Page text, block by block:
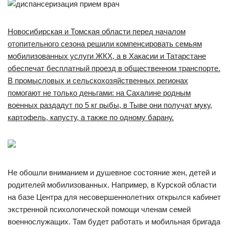
Новосибирская и Томская области перед началом
отопительного сезона решили компенсировать семьям
мобилизованных услуги ЖКХ, а в Хакасии и Татарстане
обеспечат бесплатный проезд в общественном транспорте.
В промысловых и сельскохозяйственных регионах
помогают не только деньгами: на Сахалине родным
военных раздадут по 5 кг рыбы, в Тыве они получат муку,
картофель, капусту, а также по одному барану.
Не обошли вниманием и душевное состояние жен, детей и
родителей мобилизованных. Например, в Курской области
на базе Центра для несовершеннолетних открылся кабинет
экстренной психологической помощи членам семей
военнослужащих. Там будет работать и мобильная бригада